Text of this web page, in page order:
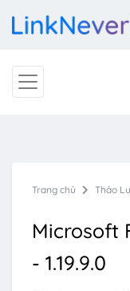
Trang chủ Thảo
Microsoft
- 1.19.9.0